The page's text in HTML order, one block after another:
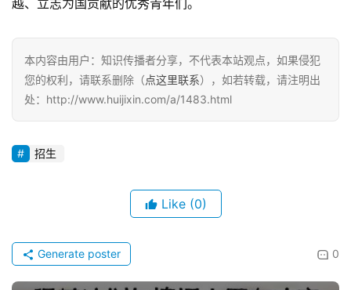
越、立志为国贡献的优秀青年们。
本内容由用户：知识传播者分享，不代表本站观点，如果侵犯
您的权利，请联系删除（点这里联系），如若转载，请注明出
处：http://www.huijixin.com/a/1483.html
招生
Like (0)
0
Generate poster